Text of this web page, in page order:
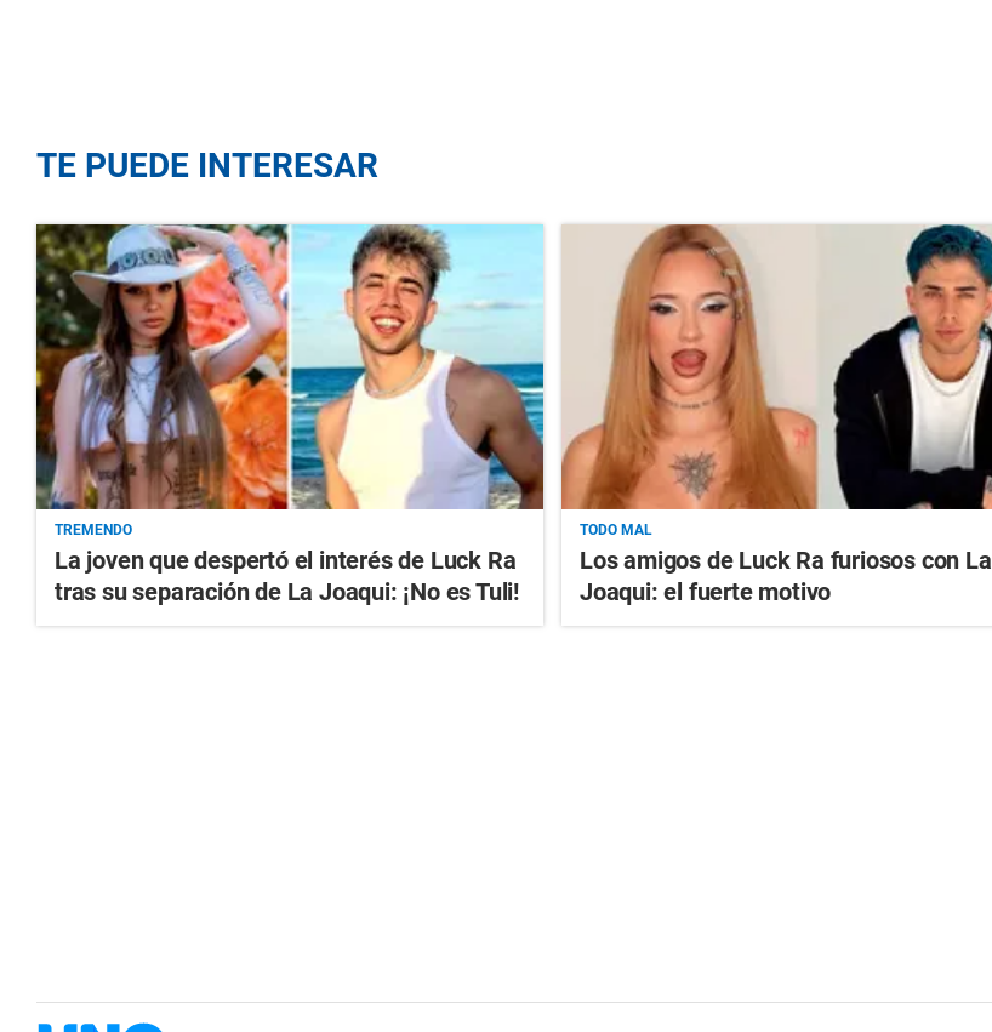
TE PUEDE INTERESAR
TREMENDO
La joven que despertó el interés de Luck Ra
tras su separación de La Joaqui: ¡No es Tuli!
TODO MAL
Los amigos de Luck Ra furiosos con La
Joaqui: el fuerte motivo